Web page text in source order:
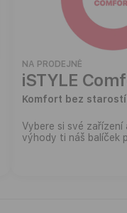
NA PRODEJNĚ
iSTYLE
Komfort bez
Vybere si své zařízení
výhody ti náš balíček